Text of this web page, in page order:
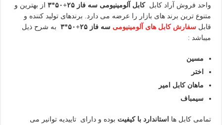
واحد فروش آراد کابلکابل آلومینیومی سه فاز ۲۵+۵۰*۳
از بهترین و
متنوع ترین برند های بازار را عرضه می دارد. برندهای تولید کننده و
قابلسفارش کابل های آلومینیومی سه فاز ۲۵+۵۰*۳
به شرح ذیل
میباشد :
مسین
اختر
ماهان کابل امیر
سیمباف
تمامی کابل ها استاندارد با کیفیت بوده و دارای تاییدیه توانیر می